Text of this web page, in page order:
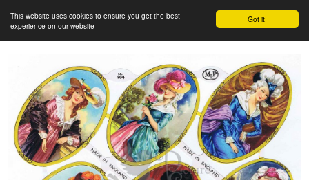
Got it!
This website uses cookies to ensure you get the best
experience on our website